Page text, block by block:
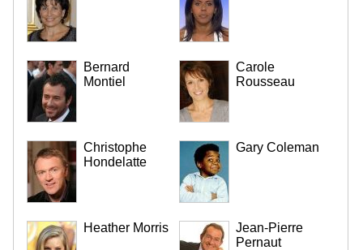
Bernard
Montiel
Carole
Rousseau
Christophe
Hondelatte
Gary Coleman
Heather Morris
Jean-Pierre
Pernaut